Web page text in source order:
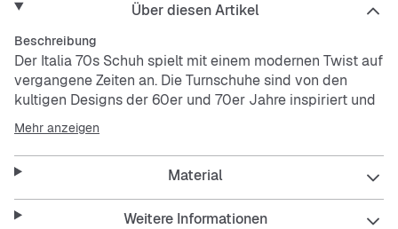
Über diesen Artikel
Beschreibung
Der Italia 70s Schuh spielt mit einem modernen Twist auf
vergangene Zeiten an. Die Turnschuhe sind von den
kultigen Designs der 60er und 70er Jahre inspiriert und
verbinden Tradition mit modernem Style. Das
Obermaterial aus Leder und das Innenfutter aus Textil
sorgen dabei für Komfort und Strapazierfähigkeit. Die
Gummiaußensohle sorgt für zuverlässige Traktion auf
Straßenbelägen. Das charakteristische Italia Branding
sorgt für eine gewisse Eleganz, während die
Mehr anzeigen
Material
Weitere Informationen